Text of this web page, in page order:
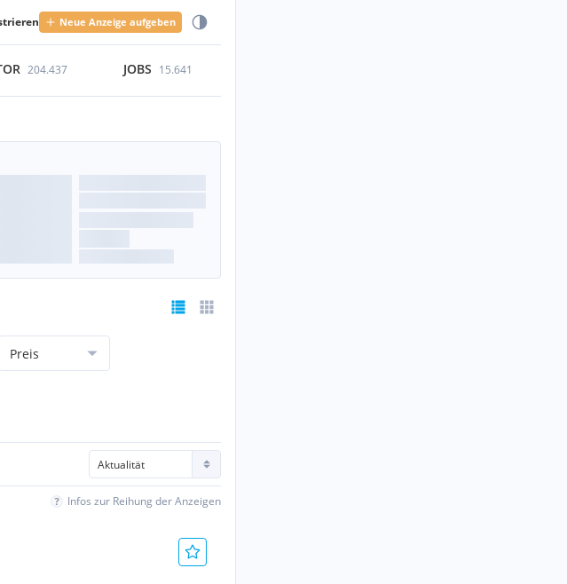
Neue Anzeige aufgeben
204.437 JOBS 15.641
Preis
Infos zur Reihung der Anzeigen